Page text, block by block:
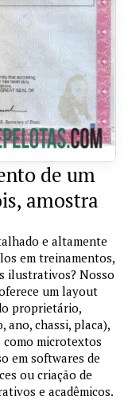
de um
amostra
e altamente
em treinamentos,
ilustrativos? Nosso
um layout
proprietário,
ano, chassi, placa),
como microtextos
em softwares de
ou criação de
e acadêmicos.